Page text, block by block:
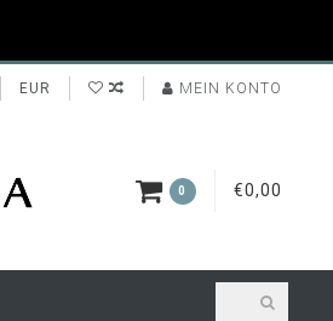
EUR MEIN KONTO
0 €0,00